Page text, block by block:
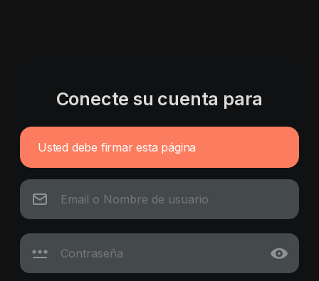
Conecte su cuenta para
Usted debe firmar esta página